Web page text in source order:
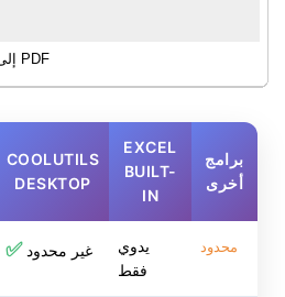
XLTX إلى PDF
COOLUTILS
DESKTOP
EXCEL
BUILT-
IN
برامج
أخرى
✅ غير محدود
يدوي
فقط
محدود